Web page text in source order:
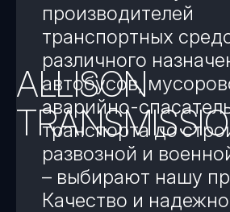
ALLISON
производителей
транспортных
различного
автобусов,
аварийно-
транспорта до
развозной и
– выбирают нашу
Качество и